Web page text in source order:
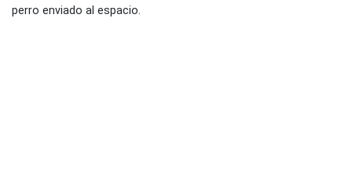
perro enviado al espacio.